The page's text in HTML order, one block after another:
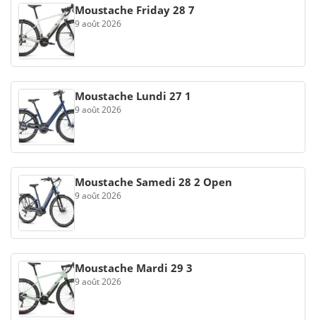
Moustache Friday 28 7
9 août 2026
Moustache Lundi 27 1
9 août 2026
Moustache Samedi 28 2 Open
9 août 2026
Moustache Mardi 29 3
9 août 2026